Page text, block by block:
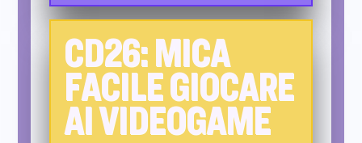
CD26: MICA
FACILE GIOCARE
AI VIDEOGAME